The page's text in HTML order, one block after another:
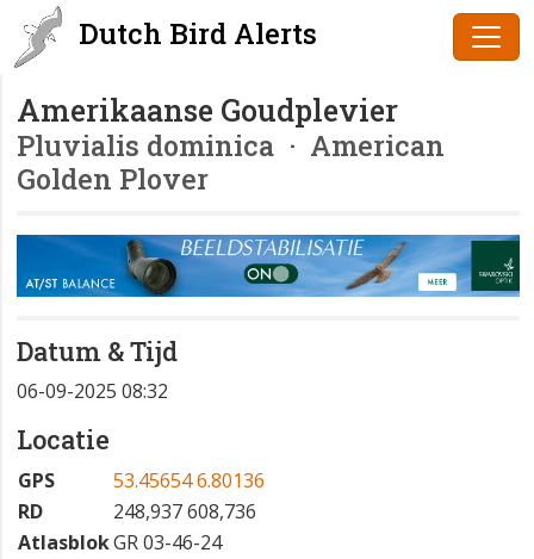
Dutch Bird Alerts
Amerikaanse Goudplevier
Pluvialis dominica · American
Golden Plover
Datum & Tijd
06-09-2025 08:32
Locatie
GPS
53.45654 6.80136
RD
248,937 608,736
AtlasblokGR 03-46-24